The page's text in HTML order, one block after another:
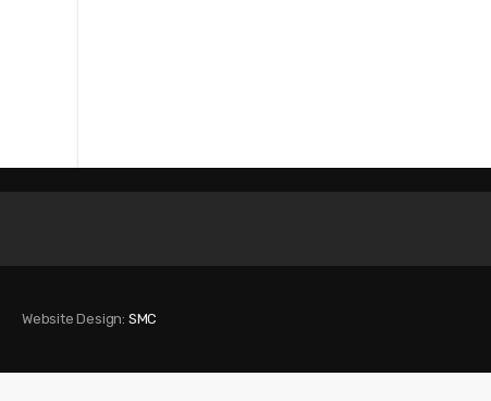
Website Design: SMC